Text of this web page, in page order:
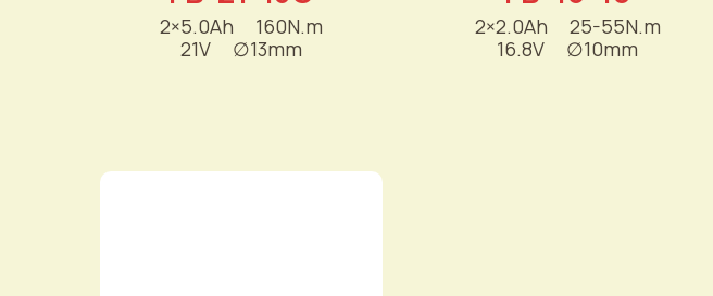
2×5.0Ah
160N.m
21V
∅13mm
2×2.0Ah
25-55N.m
16.8V
∅10mm